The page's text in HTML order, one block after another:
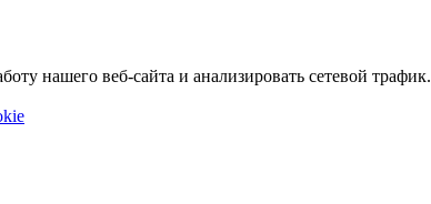
нашего веб-сайта и анализировать сетевой трафик.